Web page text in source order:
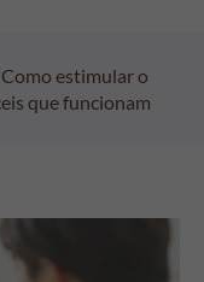
estimular o
que funcionam